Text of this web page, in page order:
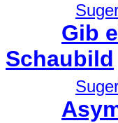
Gib
Schaubild